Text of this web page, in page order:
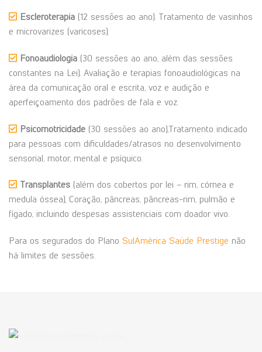
Escleroterapia (12 sessões ao ano). Tratamento de vasinhos
e microvarizes (varicoses).
Fonoaudiologia (30 sessões ao ano, além das sessões
constantes na Lei). Avaliação e terapias fonoaudiológicas na
área da comunicação oral e escrita, voz e audição e
aperfeiçoamento dos padrões de fala e voz.
Psicomotricidade (30 sessões ao ano),Tratamento indicado
para pessoas com dificuldades/atrasos no desenvolvimento
sensorial, motor, mental e psíquico.
Transplantes (além dos cobertos por lei – rim, córnea e
medula óssea), Coração, pâncreas, pâncreas-rim, pulmão e
fígado, incluindo despesas assistenciais com doador vivo.
Para os segurados do Plano SulAmérica Saúde Prestige não
há limites de sessões.